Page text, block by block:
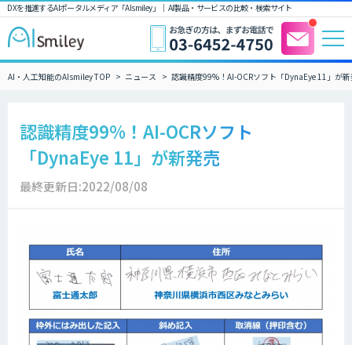
DXを推進するAIポータルメディア「AIsmiley」｜ AI製品・サービスの比較・検索サイト
AI・人工知能のAIsmiley TOP ニュース 認識精度99%！AI-OCRソフト「DynaEye 11」が
認識精度99%！AI-OCRソフト
「DynaEye 11」が新発売
最終更新日:2022/08/08